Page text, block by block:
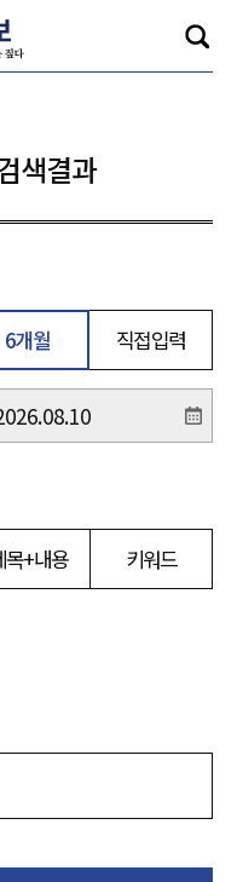
색결과
6개월 직접입력
목+내용 키워드